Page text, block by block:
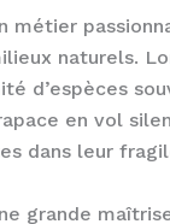
métier
naturels.
d’espèces
en vol
dans leur
grande